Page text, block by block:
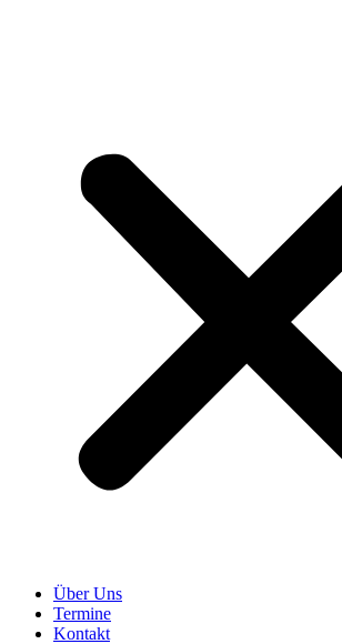
Über Uns
Termine
Kontakt